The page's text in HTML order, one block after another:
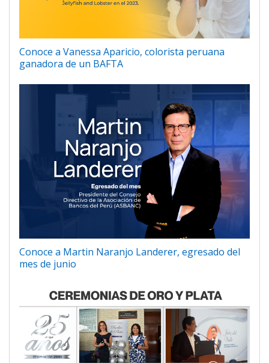
Conoce a Vanessa Aparicio, colorista peruana
ganadora de un BAFTA
Conoce a Martin Naranjo Landerer, egresado del
mes de junio